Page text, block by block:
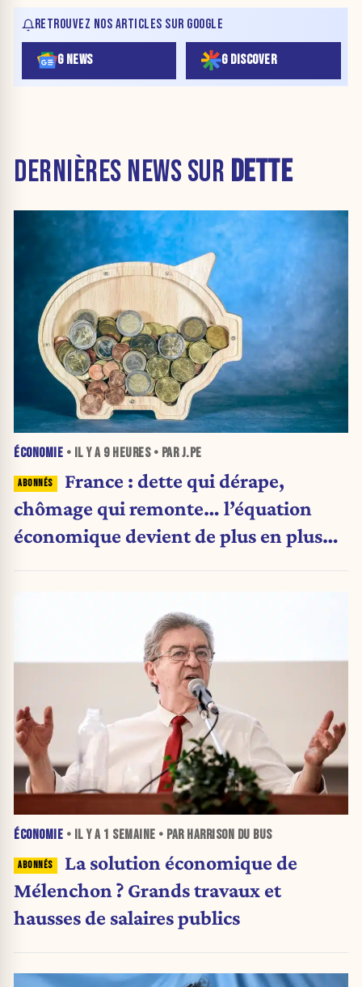
RETROUVEZ NOS ARTICLES SUR GOOGLE
G NEWS G DISCOVER
DERNIÈRES NEWS SUR DETTE
ÉCONOMIE • IL Y A 9 HEURES• PAR J.PE
France : dette qui dérape,
chômage qui remonte… l’équation
économique devient de plus en plus
ÉCONOMIE • IL Y A 1 SEMAINE • PAR HARRISON DU BUS
La solution économique de
Mélenchon ? Grands travaux et
hausses de salaires publics